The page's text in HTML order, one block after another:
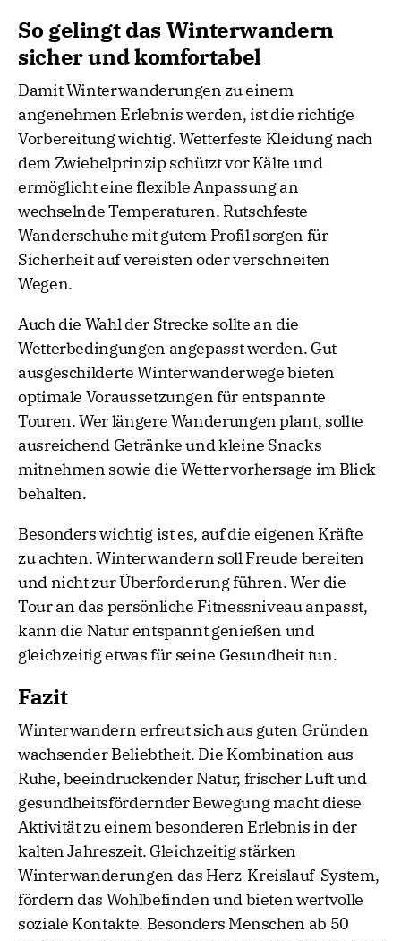
So gelingt das Winterwandern
sicher und komfortabel
Damit Winterwanderungen zu einem
angenehmen Erlebnis werden, ist die richtige
Vorbereitung wichtig. Wetterfeste Kleidung nach
dem Zwiebelprinzip schützt vor Kälte und
ermöglicht eine flexible Anpassung an
wechselnde Temperaturen. Rutschfeste
Wanderschuhe mit gutem Profil sorgen für
Sicherheit auf vereisten oder verschneiten
Wegen.
Auch die Wahl der Strecke sollte an die
Wetterbedingungen angepasst werden. Gut
ausgeschilderte Winterwanderwege bieten
optimale Voraussetzungen für entspannte
Touren. Wer längere Wanderungen plant, sollte
ausreichend Getränke und kleine Snacks
mitnehmen sowie die Wettervorhersage im Blick
behalten.
Besonders wichtig ist es, auf die eigenen Kräfte
zu achten. Winterwandern soll Freude bereiten
und nicht zur Überforderung führen. Wer die
Tour an das persönliche Fitnessniveau anpasst,
kann die Natur entspannt genießen und
gleichzeitig etwas für seine Gesundheit tun.
Fazit
Winterwandern erfreut sich aus guten Gründen
wachsender Beliebtheit. Die Kombination aus
Ruhe, beeindruckender Natur, frischer Luft und
gesundheitsfördernder Bewegung macht diese
Aktivität zu einem besonderen Erlebnis in der
kalten Jahreszeit. Gleichzeitig stärken
Winterwanderungen das Herz-Kreislauf-System,
fördern das Wohlbefinden und bieten wertvolle
soziale Kontakte. Besonders Menschen ab 50